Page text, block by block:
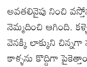
అవతలివైపు నించి
నెమ్మదించి ఆగింది.
వెనక్కి లాక్కుని చిన్నగా
కాళ్ళను కొద్దిగా